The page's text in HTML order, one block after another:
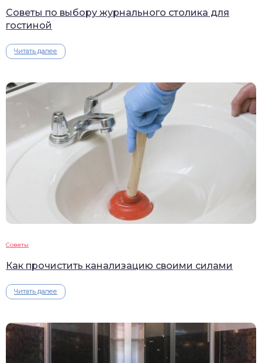
Советы по выбору журнального столика для
гостиной
Читать далее
Советы
Как прочистить канализацию своими силами
Читать далее